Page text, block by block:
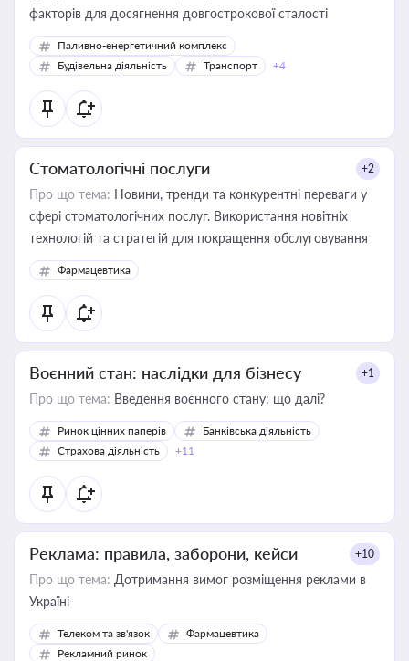
факторів для досягнення довгострокової сталості
Паливно-енергетичний комплекс
Будівельна діяльність
Транспорт +4
Стоматологічні послуги +2
Про що тема: Новини, тренди та конкурентні переваги у
сфері стоматологічних послуг. Використання новітніх
технологій та стратегій для покращення обслуговування
Фармацевтика
Воєнний стан: наслідки для бізнесу +1
Про що тема: Введення воєнного стану: що далі?
Ринок цінних паперів
Банківська діяльність
Страхова діяльність
+11
Реклама: правила, заборони, кейси +10
Про що тема: Дотримання вимог розміщення реклами в
Україні
Телеком та зв'язок
Фармацевтика
Рекламний ринок